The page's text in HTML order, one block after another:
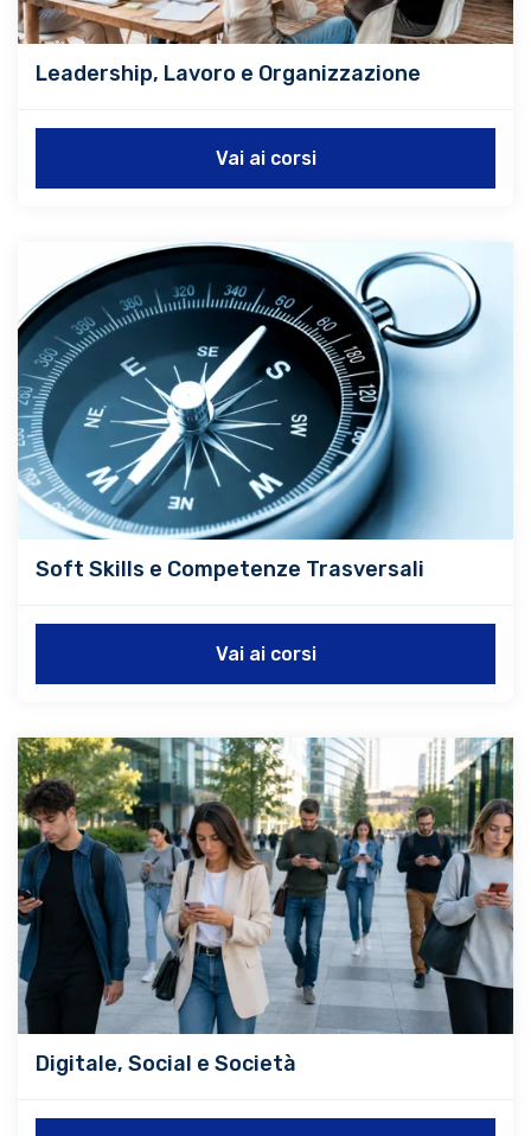
Leadership, Lavoro e Organizzazione
Vai ai corsi
Soft Skills e Competenze Trasversali
Vai ai corsi
Digitale, Social e Società